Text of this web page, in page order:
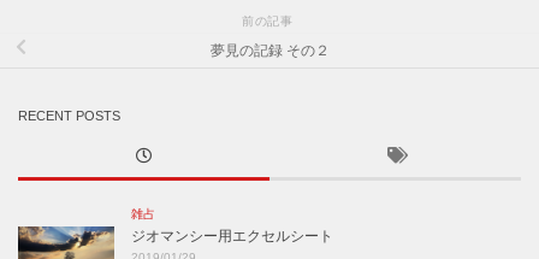
前の記事
夢見の記録 その２
RECENT POSTS
雑占
ジオマンシー用エクセルシート